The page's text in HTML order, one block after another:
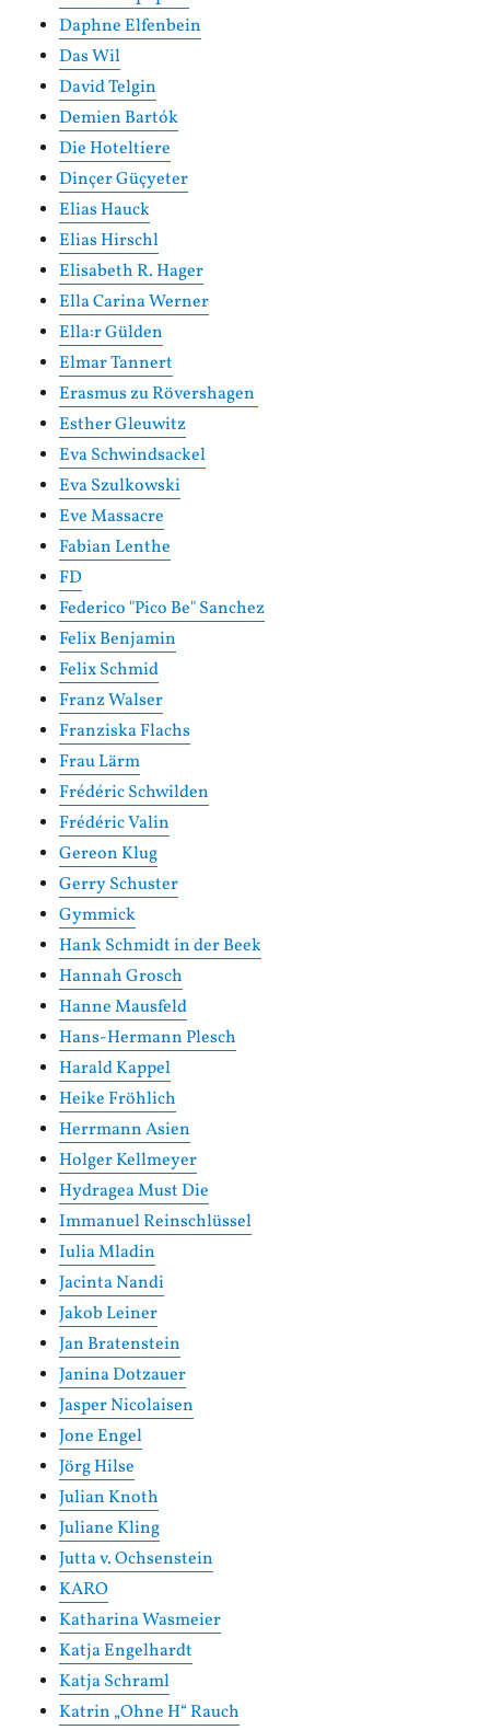
Daphne Elfenbein
Das Wil
David Telgin
Demien Bartók
Die Hoteltiere
Dinçer Güçyeter
Elias Hauck
Elias Hirschl
Elisabeth R. Hager
Ella Carina Werner
Ella:r Gülden
Elmar Tannert
Erasmus zu Rövershagen
Esther Gleuwitz
Eva Schwindsackel
Eva Szulkowski
Eve Massacre
Fabian Lenthe
FD
Federico "Pico Be" Sanchez
Felix Benjamin
Felix Schmid
Franz Walser
Franziska Flachs
Frau Lärm
Frédéric Schwilden
Frédéric Valin
Gereon Klug
Gerry Schuster
Gymmick
Hank Schmidt in der Beek
Hannah Grosch
Hanne Mausfeld
Hans-Hermann Plesch
Harald Kappel
Heike Fröhlich
Herrmann Asien
Holger Kellmeyer
Hydragea Must Die
Immanuel Reinschlüssel
Iulia Mladin
Jacinta Nandi
Jakob Leiner
Jan Bratenstein
Janina Dotzauer
Jasper Nicolaisen
Jone Engel
Jörg Hilse
Julian Knoth
Juliane Kling
Jutta v. Ochsenstein
KARO
Katharina Wasmeier
Katja Engelhardt
Katja Schraml
Katrin „Ohne H“ Rauch